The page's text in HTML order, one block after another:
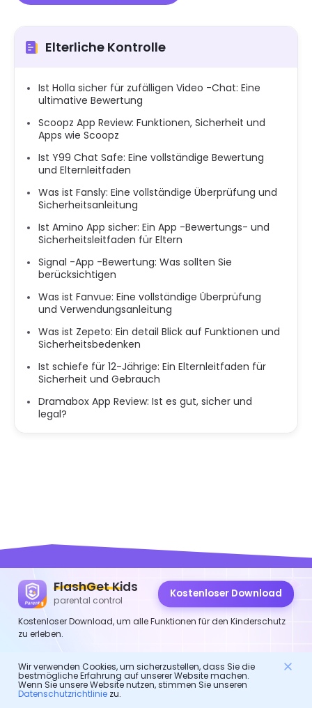
Elterliche Kontrolle
Ist Holla sicher für zufälligen Video -Chat: Eine
ultimative Bewertung
Scoopz App Review: Funktionen, Sicherheit und
Apps wie Scoopz
Ist Y99 Chat Safe: Eine vollständige Bewertung
und Elternleitfaden
Was ist Fansly: Eine vollständige Überprüfung und
Sicherheitsanleitung
Ist Amino App sicher: Ein App -Bewertungs- und
Sicherheitsleitfaden für Eltern
Signal -App -Bewertung: Was sollten Sie
berücksichtigen
Was ist Fanvue: Eine vollständige Überprüfung
und Verwendungsanleitung
Was ist Zepeto: Ein detail Blick auf Funktionen und
Sicherheitsbedenken
Ist schiefe für 12-Jährige: Ein Elternleitfaden für
Sicherheit und Gebrauch
Dramabox App Review: Ist es gut, sicher und
legal?
FlashGet Kids
parental control
Kostenloser Download
Kostenloser Download, um alle Funktionen für den Kinderschutz
zu erleben.
FlashGet Kids
Es ist ein Online-Assistent für Eltern, um ihre Kinder zu
schützen.
Es ist ein digitaler Bodyguard für das gesunde Leben von
Wir verwenden Cookies, um sicherzustellen, dass Sie die
bestmögliche Erfahrung auf unserer Website machen.
Wenn Sie unsere Website nutzen, stimmen Sie unseren
Datenschutzrichtliniezu.